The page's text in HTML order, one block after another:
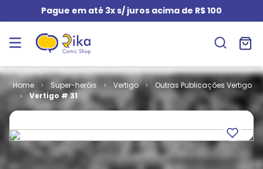
Pague em até 3x s/ juros acima de R$ 100
Super-heróis Vertigo
Outras Publicações Vertigo
Vertigo # 31